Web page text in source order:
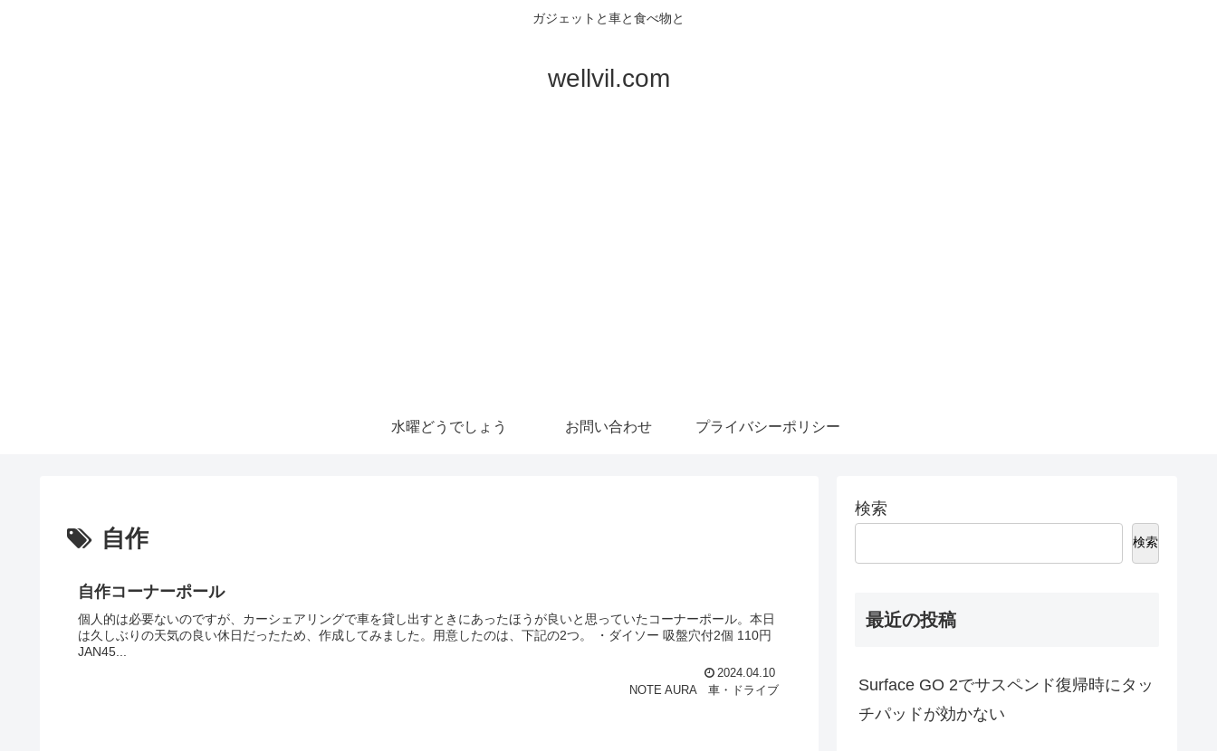
ガジェットと車と食べ物と
wellvil.com
水曜どうでしょう お問い合わせ プライバシーポリシー
自作
自作コーナーポール
個人的は必要ないのですが、カーシェアリングで車を貸し出すときにあったほうが良いと思っていたコーナーポール。本日
は久しぶりの天気の良い休日だったため、作成してみました。用意したのは、下記の2つ。 ・ダイソー 吸盤穴付2個 110円
JAN45...
2024.04.10
NOTE AURA
車・ドライブ
検索
検索
最近の投稿
Surface GO 2でサスペンド復帰時にタッ
チパッドが効かない